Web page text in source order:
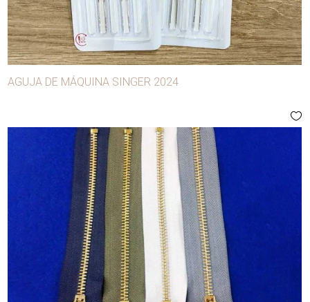
AGUJA DE MÁQUINA SINGER 2024